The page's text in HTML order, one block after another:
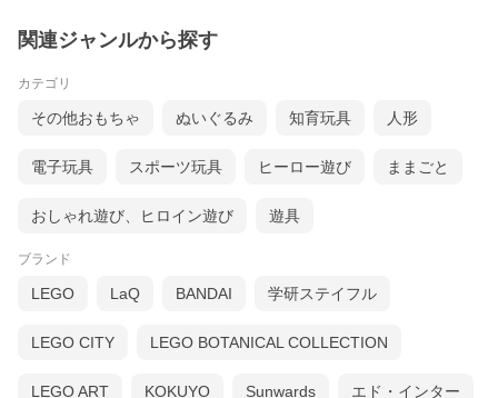
関連ジャンルから探す
カテゴリ
その他おもちゃ ぬいぐるみ 知育玩具 人形
電子玩具 スポーツ玩具 ヒーロー遊び ままごと
おしゃれ遊び、ヒロイン遊び 遊具
ブランド
LEGO LaQ BANDAI 学研ステイフル
LEGO CITY LEGO BOTANICAL COLLECTION
LEGO ART KOKUYO Sunwards エド・インター